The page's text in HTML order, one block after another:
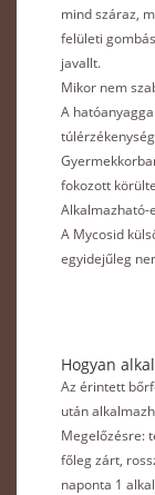
mind száraz,
felületi
javallt.
Mikor nem
A
fokozott
Alkalmazható-
A Mycosid
egyidejűleg
Hogyan
Az érintett
után
Megelőzésre:
főleg zárt,
naponta 1